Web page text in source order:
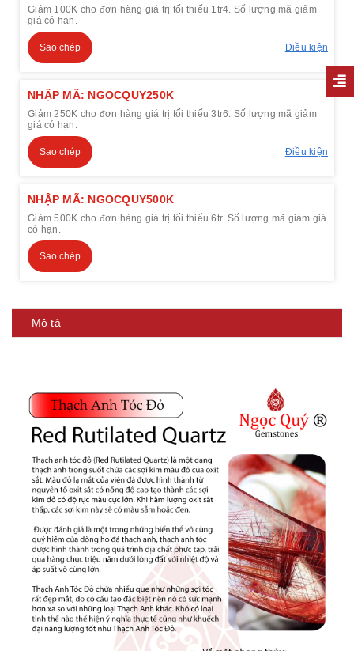
Giảm 100K cho đơn hàng giá trị tối thiểu 1tr4. Số lượng mã giảm
giá có hạn.
Sao chép Điều kiện
NHẬP MÃ: NGOCQUY250K
Giảm 250K cho đơn hàng giá trị tối thiểu 3tr6. Số lượng mã giảm
giá có hạn.
Sao chép Điều kiện
NHẬP MÃ: NGOCQUY500K
Giảm 500K cho đơn hàng giá trị tối thiểu 6tr. Số lượng mã giảm giá
có hạn.
Sao chép
Mô tả